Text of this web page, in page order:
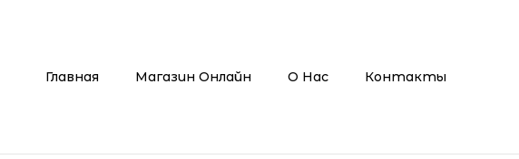
Главная Магазин Онлайн О Нас Контакты